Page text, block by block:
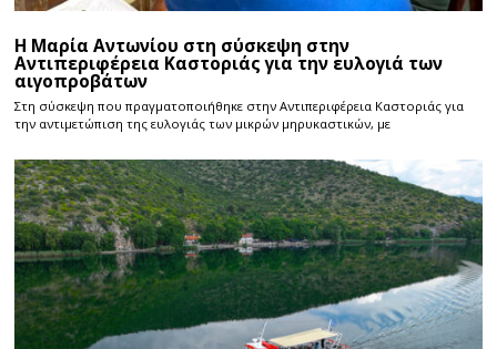
Η Μαρία Αντωνίου στη σύσκεψη στην
Αντιπεριφέρεια Καστοριάς για την ευλογιά των
αιγοπροβάτων
Στη σύσκεψη που πραγματοποιήθηκε στην Αντιπεριφέρεια Καστοριάς για
την αντιμετώπιση της ευλογιάς των μικρών μηρυκαστικών, με